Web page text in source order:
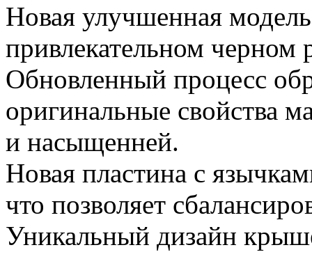
Новая улучшенная
привлекательном черном
Обновленный процесс
оригинальные свойства
и насыщенней.
Новая пластина с
что позволяет
Уникальный дизайн